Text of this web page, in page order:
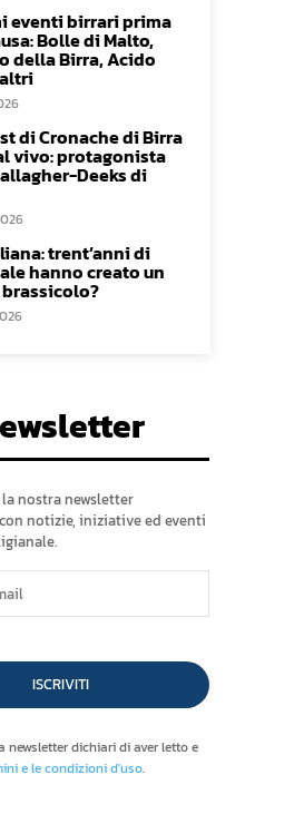
eventi birrari prima
Bolle di Malto,
della Birra, Acido
di Cronache di Birra
vivo: protagonista
Deeks di
trent’anni di
hanno creato un
la nostra newsletter
notizie, iniziative ed eventi
ISCRIVITI
newsletter dichiari di aver letto e
e le condizioni d'uso.